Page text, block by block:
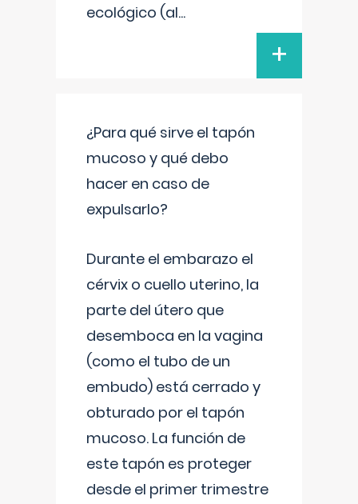
ecológico (al...
+
¿Para qué sirve el tapón
mucoso y qué debo
hacer en caso de
expulsarlo?
Durante el embarazo el
cérvix o cuello uterino, la
parte del útero que
desemboca en la vagina
(como el tubo de un
embudo) está cerrado y
obturado por el tapón
mucoso. La función de
este tapón es proteger
desde el primer trimestre